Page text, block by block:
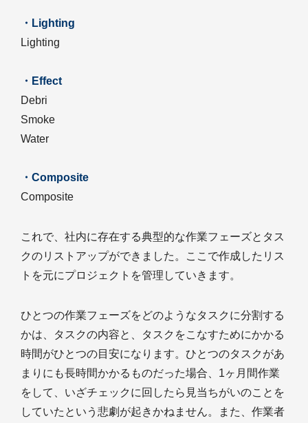
・Lighting
Lighting
・Effect
Debri
Smoke
Water
・Composite
Composite
これで、社内に存在する典型的な作業フェーズとタス
クのリストアップができました。ここで作成したリス
トを元にプロジェクトを管理していきます。
ひとつの作業フェーズをどのようなタスクに分割する
かは、タスクの内容と、タスクをこなすためにかかる
時間がひとつの目安になります。ひとつのタスクがあ
まりにも長時間かかるものだった場合、1ヶ月間作業
をして、いざチェックに回したら見当ちがいのことを
していたという悲劇が起きかねません。また、作業者